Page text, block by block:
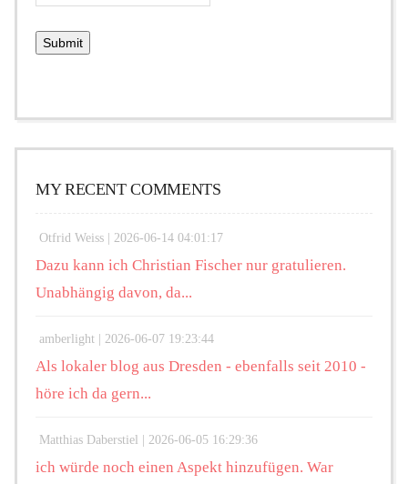
MY RECENT COMMENTS
Otfrid Weiss | 2026-06-14 04:01:17
Dazu kann ich Christian Fischer nur gratulieren.
Unabhängig davon, da...
amberlight | 2026-06-07 19:23:44
Als lokaler blog aus Dresden - ebenfalls seit 2010 -
höre ich da gern...
Matthias Daberstiel | 2026-06-05 16:29:36
ich würde noch einen Aspekt hinzufügen. War